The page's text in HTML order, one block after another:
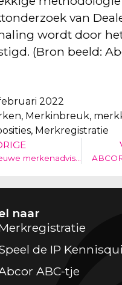
van
wordt door
(Bron beeld:
2022
, Merkinbreuk,
, Merkregistratie
naar
de IP
ABC-tje